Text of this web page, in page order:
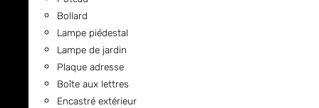
Bollard
Lampe piédestal
Lampe de jardin
Plaque adresse
Boîte aux lettres
Encastré extérieur